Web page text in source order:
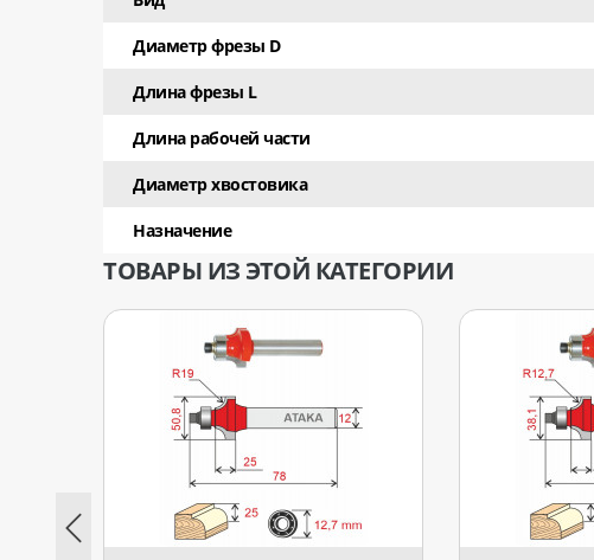
Диаметр фрезы D
Длина фрезы L
Длина рабочей части
Диаметр хвостовика
Назначение
ТОВАРЫ ИЗ ЭТОЙ КАТЕГОРИИ